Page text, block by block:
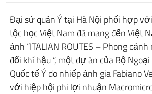
Đại sứ quán Ý tại Hà Nội phối hợp
tộc học Việt Nam đã mang đến Việt
ảnh “ITALIAN ROUTES – Phong
đổi khí hậu “, một dự án của Bộ
Quốc tế Ý do nhiếp ảnh gia Fabiano
với hiệp hội phi lợi nhuận